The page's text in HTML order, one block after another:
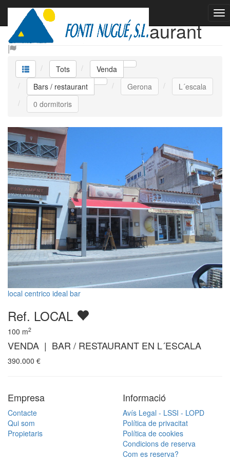
Venda Bars / restaurant
Tots
Venda
Bars / restaurant
Gerona
L´escala
0 dormitoris
local centrico ideal bar
Ref. LOCAL
100 m2
VENDA | BAR / RESTAURANT EN L´ESCALA
390.000 €
Empresa
Contacte
Qui som
Propietaris
Informació
Avís Legal - LSSI - LOPD
Política de privacitat
Política de cookies
Condicions de reserva
Com es reserva?